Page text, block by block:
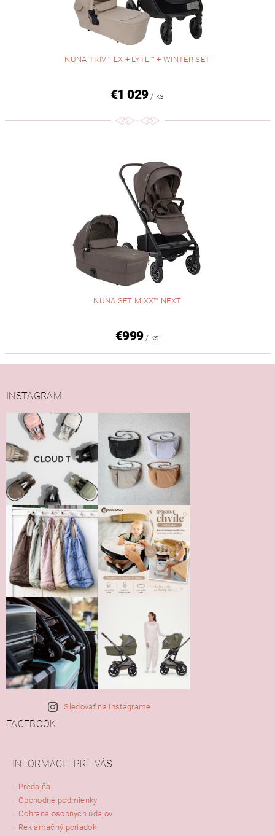
NUNA TRIV™ LX + LYTL™ + WINTER SET
€1 029 / ks
NUNA SET MIXX™ NEXT
€999 / ks
INSTAGRAM
Sledovať na Instagrame
FACEBOOK
INFORMÁCIE PRE VÁS
Predajňa
Obchodné podmienky
Ochrana osobných údajov
Reklamačný poriadok